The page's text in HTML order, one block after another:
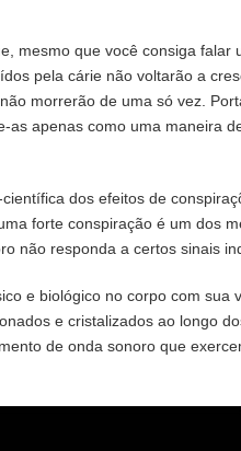
mesmo que você consiga falar
pela cárie não voltarão a
morrerão de uma só vez.
as apenas como uma maneira
dos efeitos de
forte conspiração é um dos
não responda a certos sinais
e biológico no corpo com sua
e cristalizados ao longo
de onda sonoro que